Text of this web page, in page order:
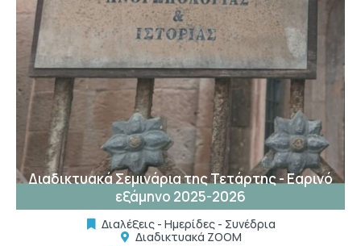
t
Διαδικτυακά Σεμινάρια της Τετάρτης - Εαρινό
εξάμηνο 2025-2026
Διαλέξεις - Ημερίδες - Συνέδρια
Διαδικτυακά ΖΟΟΜ